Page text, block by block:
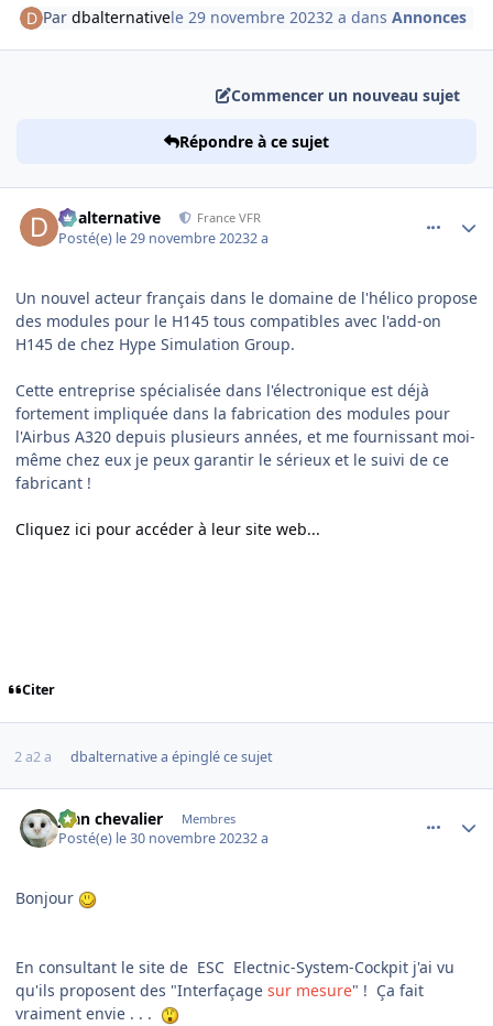
Pardbalternativele 29 novembre 20232 a dansAnnonces
Commencer un nouveau sujet
Répondre à ce sujet
dbalternative France VFR
Posté(e) le 29 novembre 20232 a
Un nouvel acteur français dans le domaine de l'hélico propose
des modules pour le H145 tous compatibles avec l'add-on
H145 de chez Hype Simulation Group.
Cette entreprise spécialisée dans l'électronique est déjà
fortement impliquée dans la fabrication des modules pour
l'Airbus A320 depuis plusieurs années, et me fournissant moi-
même chez eux je peux garantir le sérieux et le suivi de ce
fabricant !
Cliquez ici pour accéder à leur site web...
Citer
2 a2 a dbalternativea épinglé ce sujet
jean chevalier Membres
Posté(e) le 30 novembre 20232 a
Bonjour
En consultant le site de ESC Electnic-System-Cockpit j'ai vu
qu'ils proposent des "Interfaçage sur mesure" ! Ça fait
vraiment envie . . .